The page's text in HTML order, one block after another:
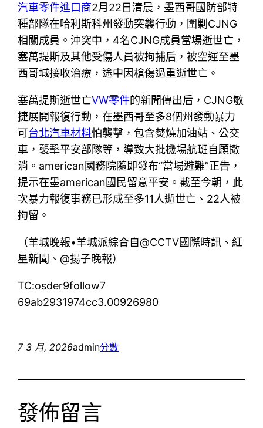
汽車零件進口商2月22日清晨，墨西哥國防部特
種部隊在哈利斯科州發動突襲行動，圍剿CJNG
相關成員。沖突中，4名CJNG成員當場逝世亡，
塞萬提斯及其他受傷人員被拘捕后，被空運至墨
西哥城接收治療，途中因槍傷過重逝世亡。
塞萬提斯逝世亡VW零件的新聞傳出后，CJNG敏
捷展開報復行動，在墨西哥至多8個州發動暴力
可台北汽車材料怕襲擊，包含焚燒加油站、公交
車，襲擊平安部隊等，導致大批機場航班自願撤
消。american國務院隨即發布“當場避難”正告，
提示在墨american國民留意平安。截至今朝，此
次暴力報復事務已形成至多11人逝世亡、22人被
拘留。
（羊城晚報•羊城派綜合自@CCTV國際時訊、紅
星新聞、@揚子晚報）
TC:osder9follow7
69ab2931974cc3.00926980
7 3 月, 2026admin分數
發佈留言